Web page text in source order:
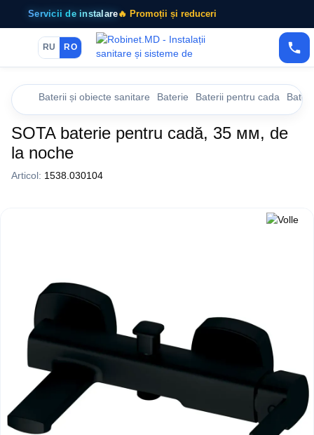
Servicii de instalare🔥 Promoții și reduceri
RU RO
Baterii și obiecte sanitare Baterie Baterii pentru cada
SOTA baterie pentru cadă, 35 мм, de
la noche
Articol: 1538.030104